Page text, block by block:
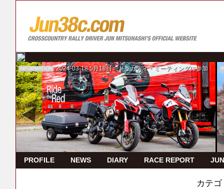
INFORMATION 2024-03-18 5月18日 ドゥカティ・ミーティングに参加
PROFILE NEWS DIARY RACE REPORT
カテ